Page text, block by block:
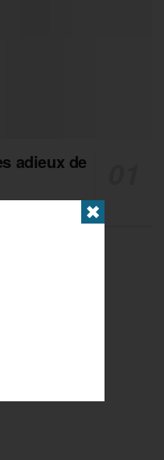
adieux de
✖